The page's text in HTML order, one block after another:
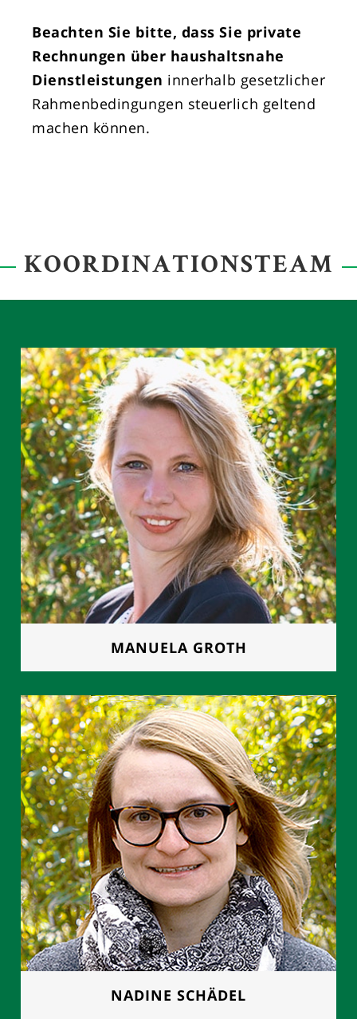
Beachten Sie bitte, dass Sie private
Rechnungen über haushaltsnahe
Dienstleistungen innerhalb gesetzlicher
Rahmenbedingungen steuerlich geltend
machen können.
KOORDINATIONSTEAM
MANUELA GROTH
FRAU MANUELA GROTH
Geschäftsleitung
0177 - 8892614
NADINE SCHÄDEL